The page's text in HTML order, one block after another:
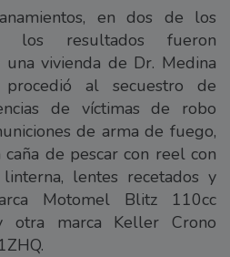
en dos de los
los resultados fueron
una vivienda de Dr. Medina
al secuestro de
de víctimas de robo
de arma de fuego,
de pescar con reel con
lentes recetados y
Motomel Blitz 110cc
otra marca Keller Crono